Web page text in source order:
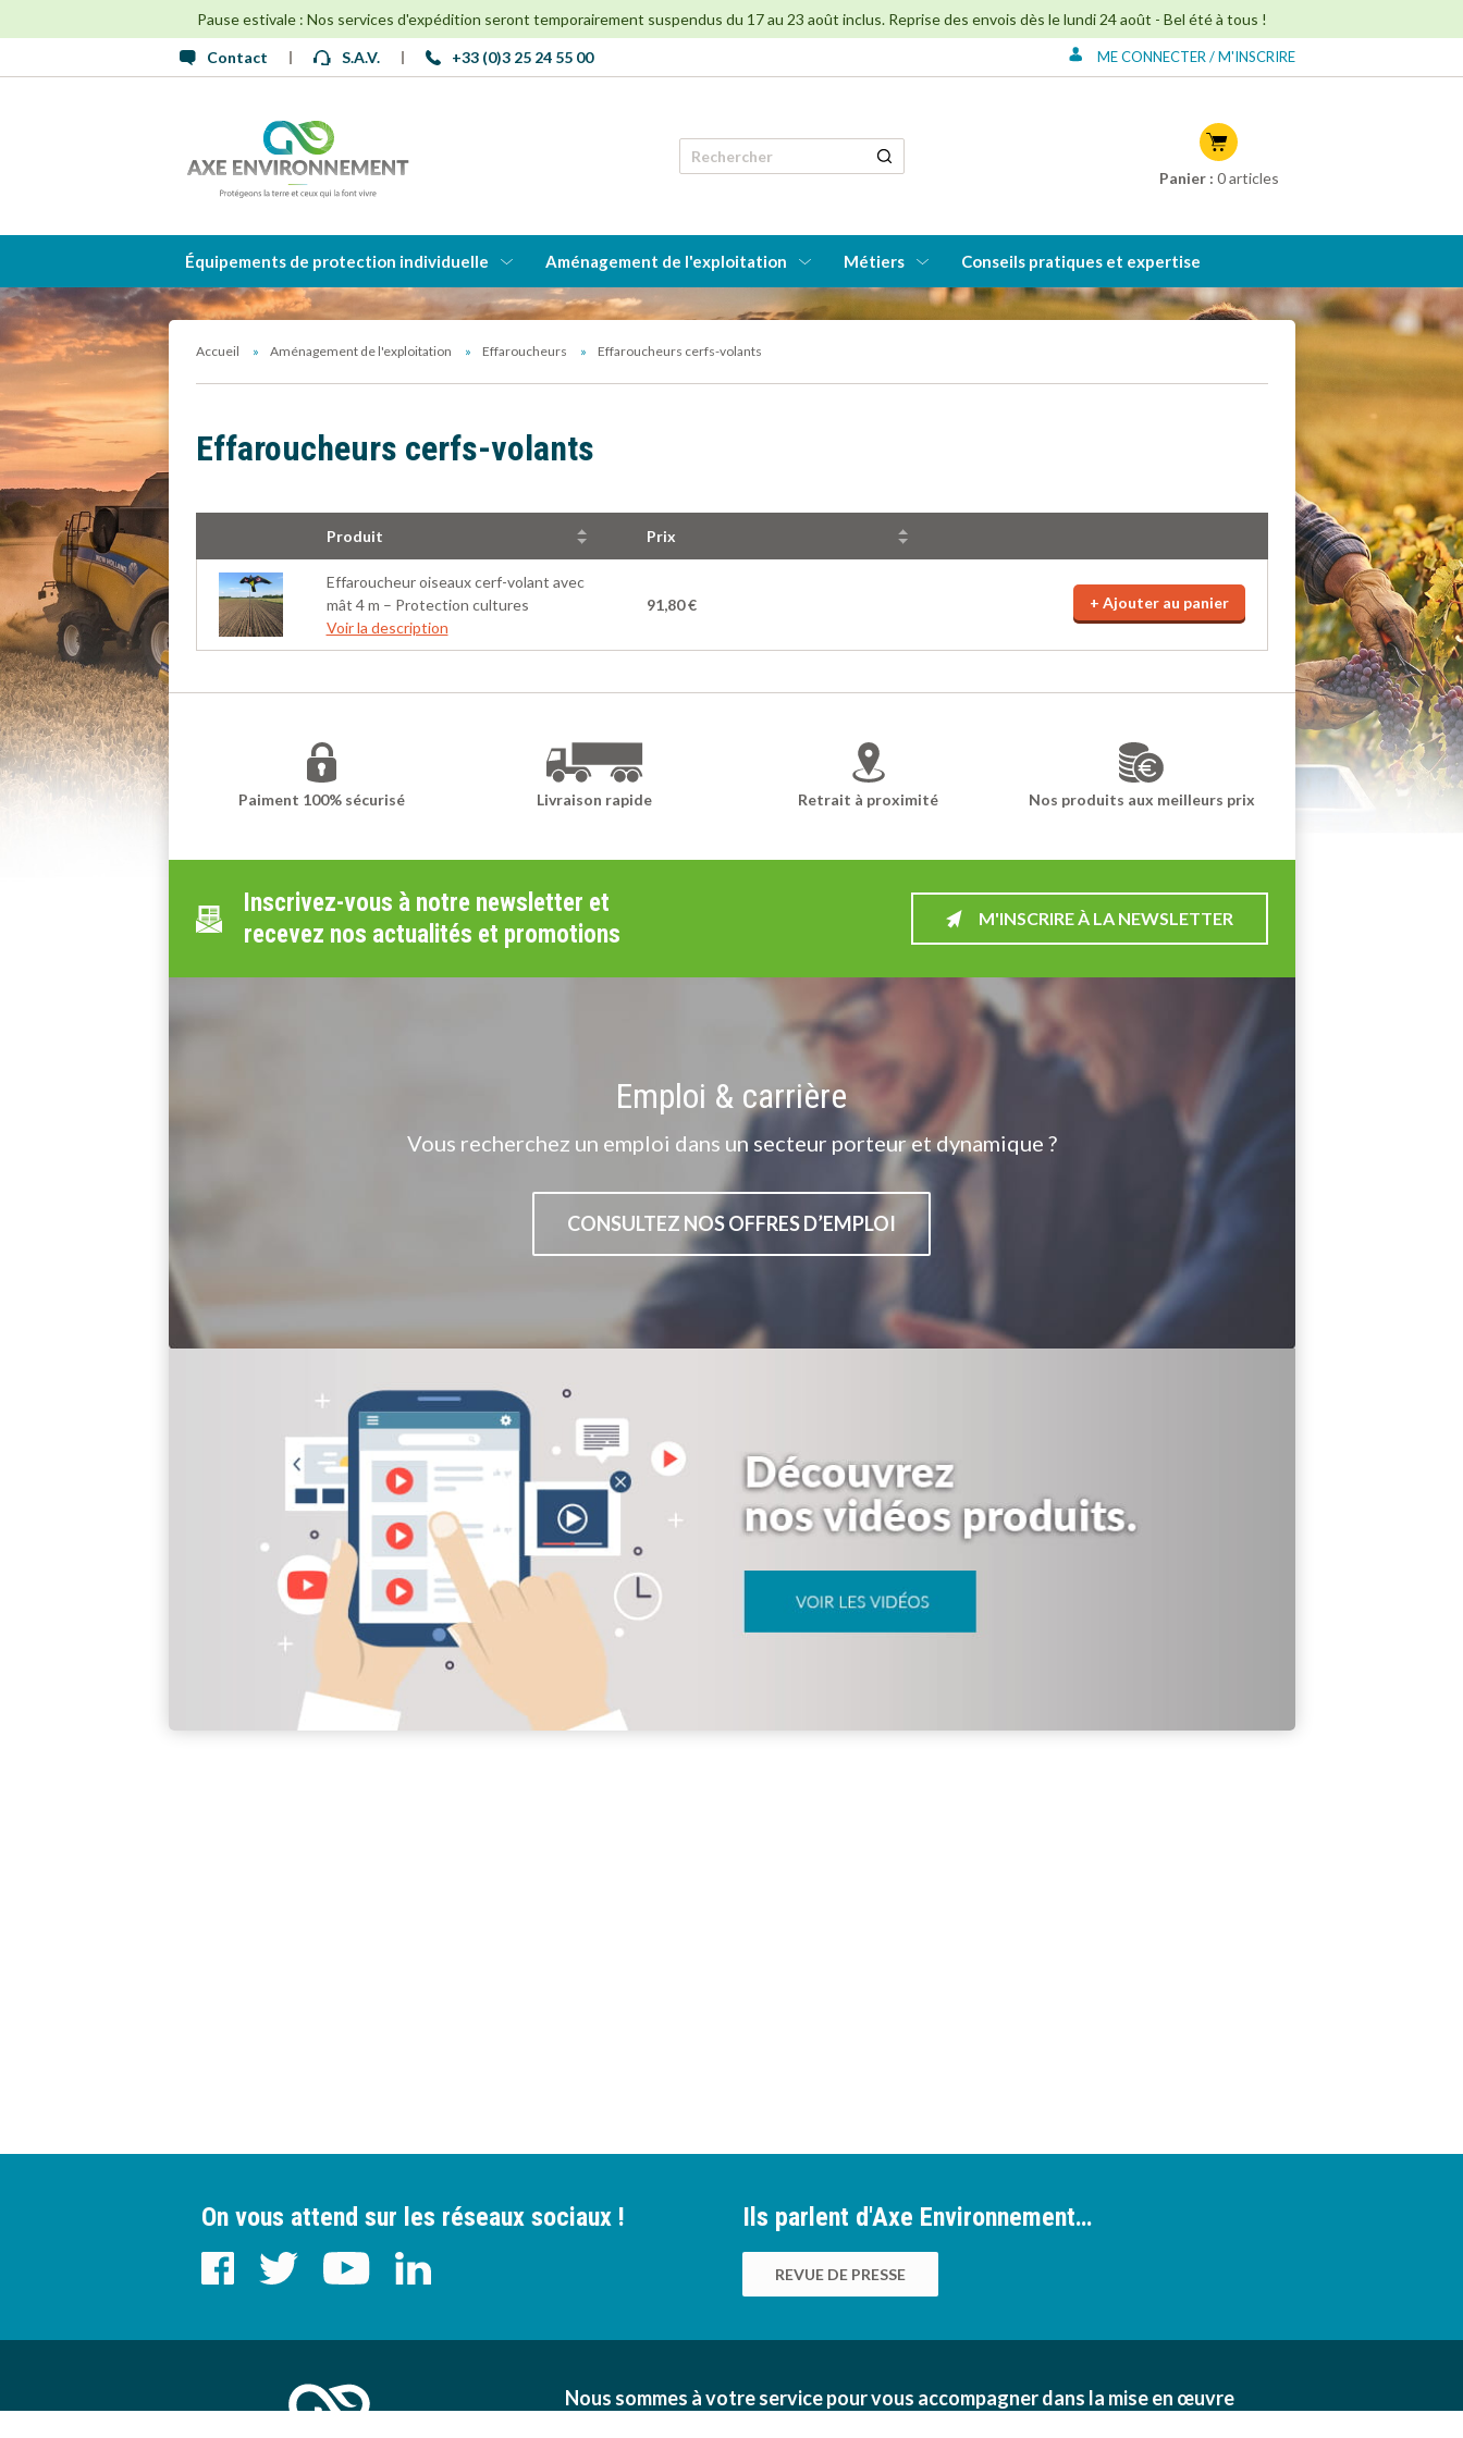
Pause estivale : Nos services d'expédition seront temporairement suspendus du 17 au 23 août inclus. Reprise des envois dès le lundi 24 août - Bel été à tous !
Contact S.A.V. +33 (0)3 25 24 55 00
ME CONNECTER / M'INSCRIRE
Créer mon compte
Rechercher
Panier : 0articles
Équipements de protection individuelle Aménagement de l'exploitation Métiers Conseils pratiques et expertise
Accueil Aménagement de l'exploitation Effaroucheurs Effaroucheurs cerfs-volants
Effaroucheurs cerfs-volants
Produit Prix
Effaroucheur oiseaux cerf-volant avec
mât 4 m – Protection cultures
Voir la description
91,80 € + Ajouter au panier
Paiment 100% sécurisé Livraison rapide Retrait à proximité Nos produits aux meilleurs prix
Inscrivez-vous à notre newsletter et
recevez nos actualités et promotions
M'INSCRIRE À LA NEWSLETTER
Emploi & carrière
Vous recherchez un emploi dans un secteur porteur et dynamique ?
CONSULTEZ NOS OFFRES D’EMPLOI
On vous attend sur les réseaux sociaux ! Ils parlent d'Axe Environnement…
REVUE DE PRESSE
Nous sommes à votre service pour vous accompagner dans la mise en œuvre